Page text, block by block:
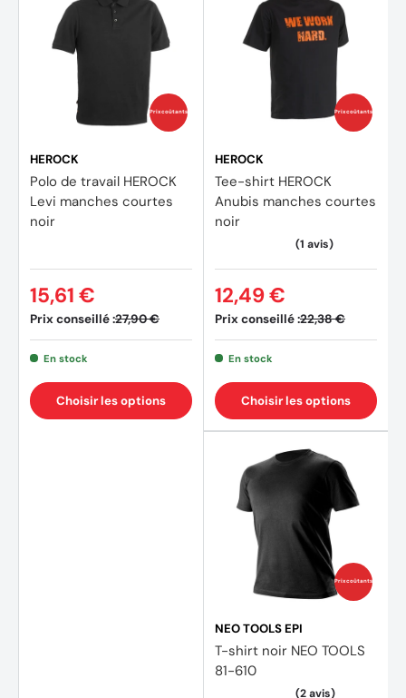
Prix coûtants
HEROCK
Polo de travail HEROCK
Levi manches courtes
noir
Prix conseillé :27,90 €
15,61 €
En stock
Choisir les options
Prix coûtants
HEROCK
Tee-shirt HEROCK
Anubis manches courtes
noir
Prix conseillé :22,38 €
12,49 €
En stock
Choisir les options
Prix coûtants
NEO TOOLS EPI
T-shirt noir NEO TOOLS
81-610